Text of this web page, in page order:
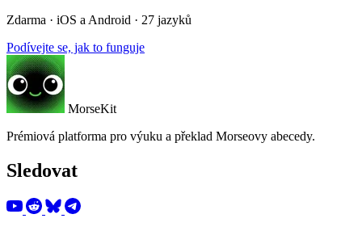
Zdarma · iOS a Android · 27 jazyků
Podívejte se, jak to funguje
MorseKit
Prémiová platforma pro výuku a překlad Morseovy abecedy.
Sledovat